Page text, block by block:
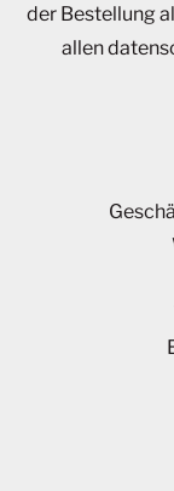
der Bestellung
allen